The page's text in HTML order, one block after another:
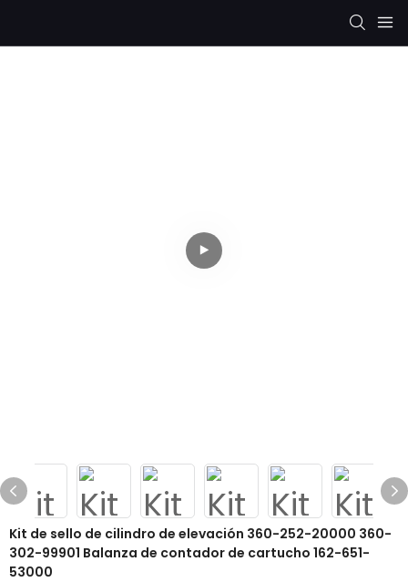
Kit de sello de cilindro de elevación 360-252-20000 360-
302-99901 Balanza de contador de cartucho 162-651-
53000